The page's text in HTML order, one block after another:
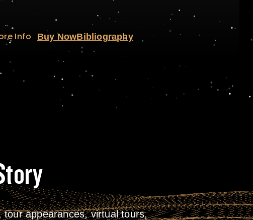
Info Buy NowBibliography
tour appearances, virtual tours,